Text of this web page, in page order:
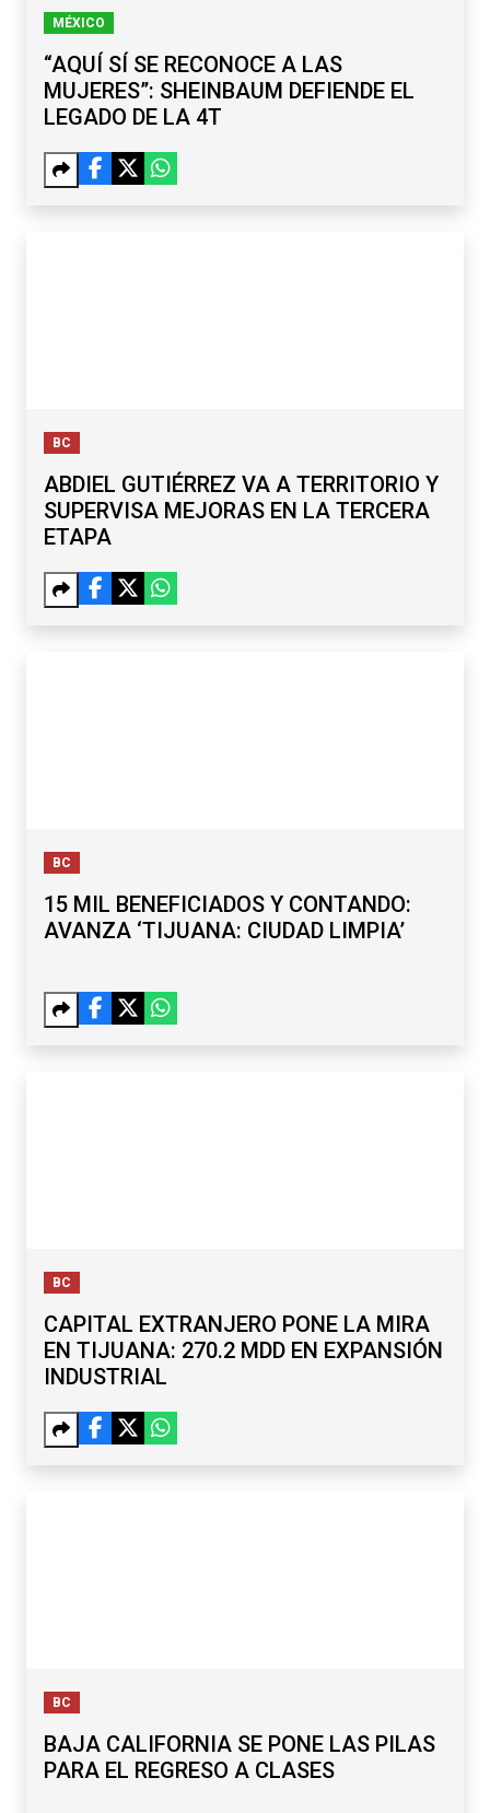
MÉXICO
“AQUÍ SÍ SE RECONOCE A LAS
MUJERES”: SHEINBAUM DEFIENDE EL
LEGADO DE LA 4T
BC
ABDIEL GUTIÉRREZ VA A TERRITORIO Y
SUPERVISA MEJORAS EN LA TERCERA
ETAPA
BC
15 MIL BENEFICIADOS Y CONTANDO:
AVANZA ‘TIJUANA: CIUDAD LIMPIA’
BC
CAPITAL EXTRANJERO PONE LA MIRA
EN TIJUANA: 270.2 MDD EN EXPANSIÓN
INDUSTRIAL
BC
BAJA CALIFORNIA SE PONE LAS PILAS
PARA EL REGRESO A CLASES